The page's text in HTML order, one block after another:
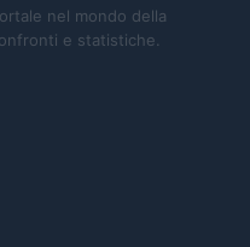
nel mondo della
e statistiche.